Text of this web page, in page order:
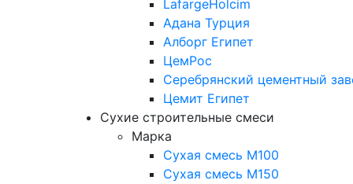
LafargeHolcim
Адана Турция
Алборг Египет
ЦемРос
Серебрянский цементный
Цемит Египет
Сухие строительные смеси
Марка
Сухая смесь М100
Сухая смесь М150